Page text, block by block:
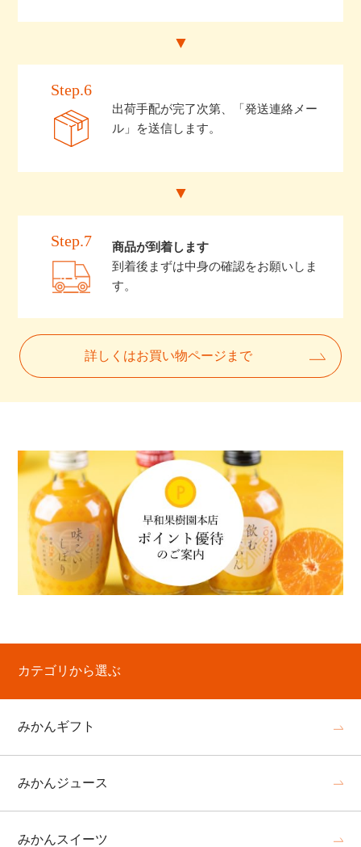
Step.6
出荷手配が完了次第、「発送連絡メー
ル」を送信します。
Step.7
商品が到着します
到着後まずは中身の確認をお願いしま
す。
詳しくはお買い物ページまで
カテゴリから選ぶ
みかんギフト
みかんジュース
みかんスイーツ